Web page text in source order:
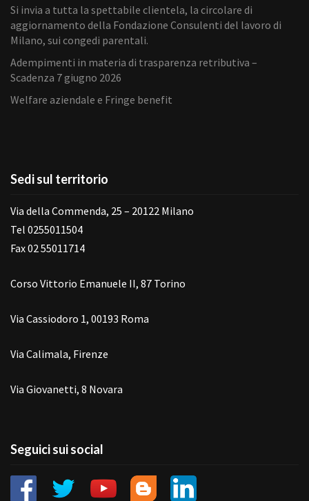
Si invia a tutta la spettabile clientela, la circolare di
aggiornamento della Fondazione Consulenti del lavoro di
Milano, sui congedi parentali.
Adempimenti in materia di trasparenza retributiva –
Scadenza 7 giugno 2026
Welfare aziendale e Fringe benefit
Sedi sul territorio
Via della Commenda, 25 – 20122 Milano
Tel 0255011504
Fax 02 55011714
Corso Vittorio Emanuele II, 87 Torino
Via Cassiodoro 1, 00193 Roma
Via Calimala, Firenze
Via Giovanetti, 8 Novara
Seguici sui social